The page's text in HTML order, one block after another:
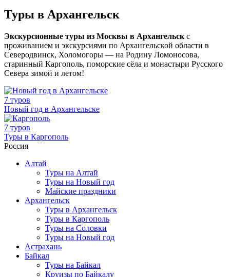
Туры в Архангельск
Экскурсионные туры из Москвы в Архангельск с
проживанием и экскурсиями по Архангельской области в
Северодвинск, Холомогоры — на Родину Ломоносова,
старинный Каргополь, поморские сёла и монастыри Русского
Севера зимой и летом!
7 туров
Новый год в Архангельске
7 туров
Туры в Каргополь
Россия
Алтай
Туры на Алтай
Туры на Новый год
Майские праздники
Архангельск
Туры в Архангельск
Туры в Каргополь
Туры на Соловки
Туры на Новый год
Астрахань
Байкал
Туры на Байкал
Круизы по Байкалу